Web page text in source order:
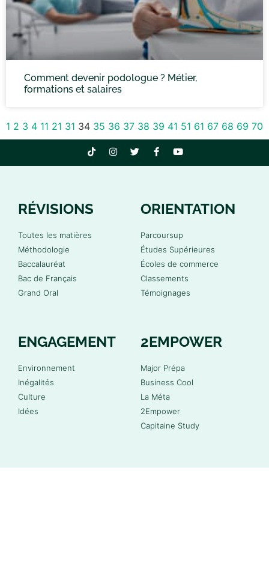
Comment devenir podologue ? Métier,
formations et salaires
1 2 3 4 11 21 31 34 35 36 37 38 39 41 51 61 67 68 69 70
RÉVISIONS
Toutes les matières
Méthodologie
Baccalauréat
Bac de Français
Grand Oral
ORIENTATION
Parcoursup
Études Supérieures
Écoles de commerce
Classements
Témoignages
ENGAGEMENT
Environnement
Inégalités
Culture
Idées
2EMPOWER
Major Prépa
Business Cool
La Méta
2Empower
Capitaine Study